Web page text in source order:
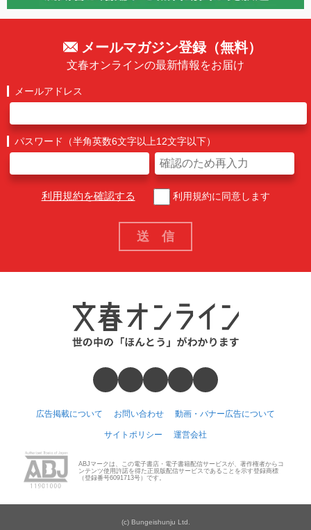
メールマガジン登録（無料）
文春オンラインの最新情報をお届け
メールアドレス
パスワード（半角英数6文字以上12文字以下）
利用規約を確認する 利用規約に同意します
広告掲載について お問い合わせ 動画・バナー広告について
サイトポリシー 運営会社
ABJマークは、この電子書店・電子書籍配信サービスが、著作権者からコ
ンテンツ使用許諾を得た正規版配信サービスであることを示す登録商標
（登録番号6091713号）です。
(c) Bungeishunju Ltd.